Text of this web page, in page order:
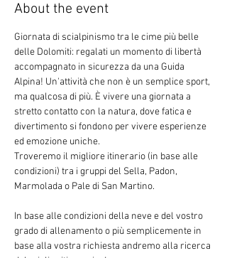
About the event
Giornata di scialpinismo tra le cime più belle
delle Dolomiti: regalati un momento di libertà
accompagnato in sicurezza da una Guida
Alpina! Un'attività che non è un semplice sport,
ma qualcosa di più. È vivere una giornata a
stretto contatto con la natura, dove fatica e
divertimento si fondono per vivere esperienze
ed emozione uniche.
Troveremo il migliore itinerario (in base alle
condizioni) tra i gruppi del Sella, Padon,
Marmolada o Pale di San Martino.
In base alle condizioni della neve e del vostro
grado di allenamento o più semplicemente in
base alla vostra richiesta andremo alla ricerca